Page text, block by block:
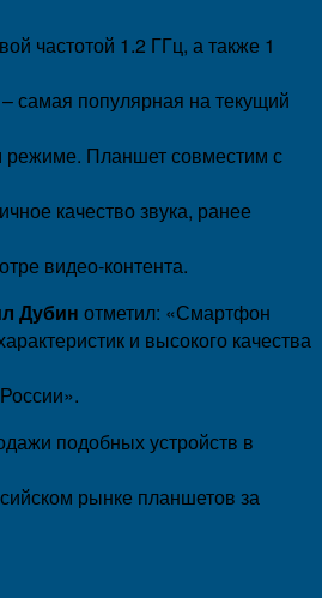
частотой 1.2 ГГц, а также 1
самая популярная на текущий
режиме. Планшет совместим с
качество звука, ранее
видео-контента.
Дубин отметил: «Смартфон
и высокого качества
подобных устройств в
рынке планшетов за